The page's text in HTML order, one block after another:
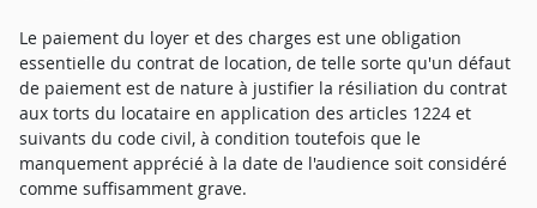
Le paiement du loyer et des charges est une obligation
essentielle du contrat de location, de telle sorte qu'un défaut
de paiement est de nature à justifier la résiliation du contrat
aux torts du locataire en application des articles 1224 et
suivants du code civil, à condition toutefois que le
manquement apprécié à la date de l'audience soit considéré
comme suffisamment grave.